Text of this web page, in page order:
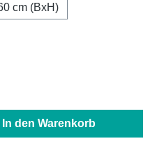
cm (BxH)
gewünschten
In den Warenkorb